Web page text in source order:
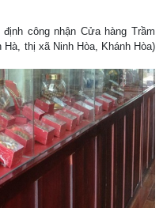
công nhận Cửa hàng Trầm
thị xã Ninh Hòa, Khánh Hòa)